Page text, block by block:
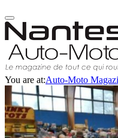
You are at:Auto-Moto